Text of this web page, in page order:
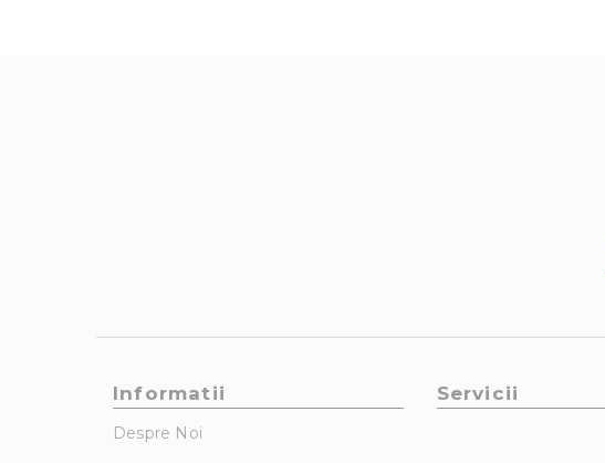
Informatii
Despre Noi
Servicii